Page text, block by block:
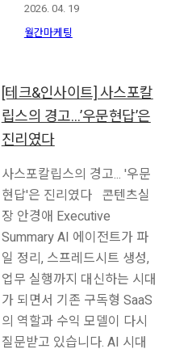
2026. 04. 19
월간마케팅
[테크&인사이트] 사스포칼
립스의 경고…’우문현답’은
진리였다
사스포칼립스의 경고... '우문
현답'은 진리였다 콘텐츠실
장 안경애 Executive
Summary AI 에이전트가 파
일 정리, 스프레드시트 생성,
업무 실행까지 대신하는 시대
가 되면서 기존 구독형 SaaS
의 역할과 수익 모델이 다시
질문받고 있습니다. AI 시대